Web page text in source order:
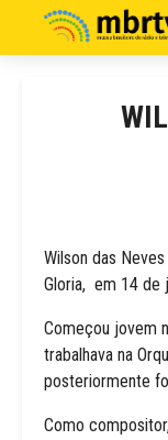
Wilson das
Gloria, em 14 de
Começou jovem
trabalhava na
posteriormente
Como